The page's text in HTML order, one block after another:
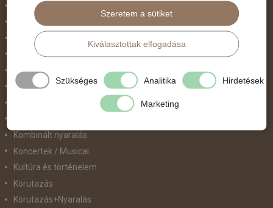
Belépőjegy
Egyéni út
Egzotikus út
Fesztiválok
Golfút
Gyalogtúra
Kombinált nyaralás
Koncertek / Musical
Kultúra és történelem
Körutazás
Körutazás+Nyaralás
Szeretem a sütiket
Kiválasztottak elfogadása
Szükséges Analitika Hirdetések
Marketing